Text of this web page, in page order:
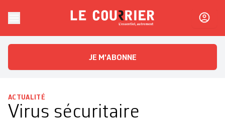
Le CourrierL'essentiel, autrement
JE M'ABONNE
ACTUALITÉ
Virus sécuritaire